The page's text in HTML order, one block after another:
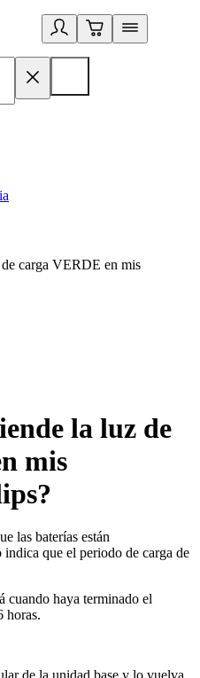
carga VERDE en mis
la luz de
mis
las baterías están
indica que el periodo de carga de
cuando haya terminado el
horas.